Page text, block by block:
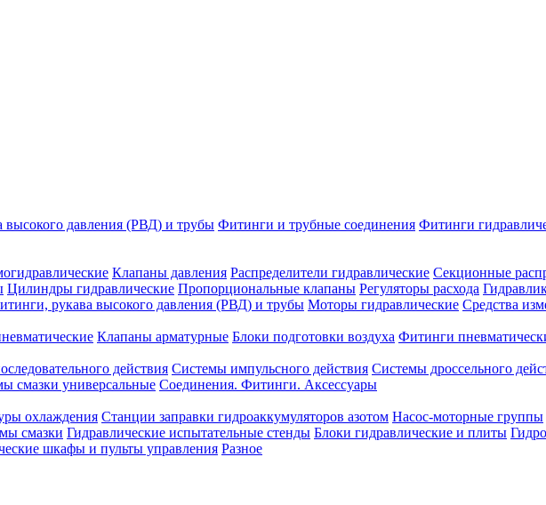
высокого давления (РВД) и трубы Фитинги и трубные соединения Фитинги
Клапаны давления Распределители гидравлические Секционные
Цилиндры гидравлические Пропорциональные клапаны Регуляторы расхода
рукава высокого давления (РВД) и трубы Моторы гидравлические Средства
Клапаны арматурные Блоки подготовки воздуха Фитинги
действия Системы импульсного действия Системы дроссельного
смазки универсальные Соединения. Фитинги. Аксессуары
охлаждения Станции заправки гидроаккумуляторов азотом Насос-моторные группы
смазки Гидравлические испытательные стенды Блоки гидравлические и плиты
шкафы и пульты управления Разное